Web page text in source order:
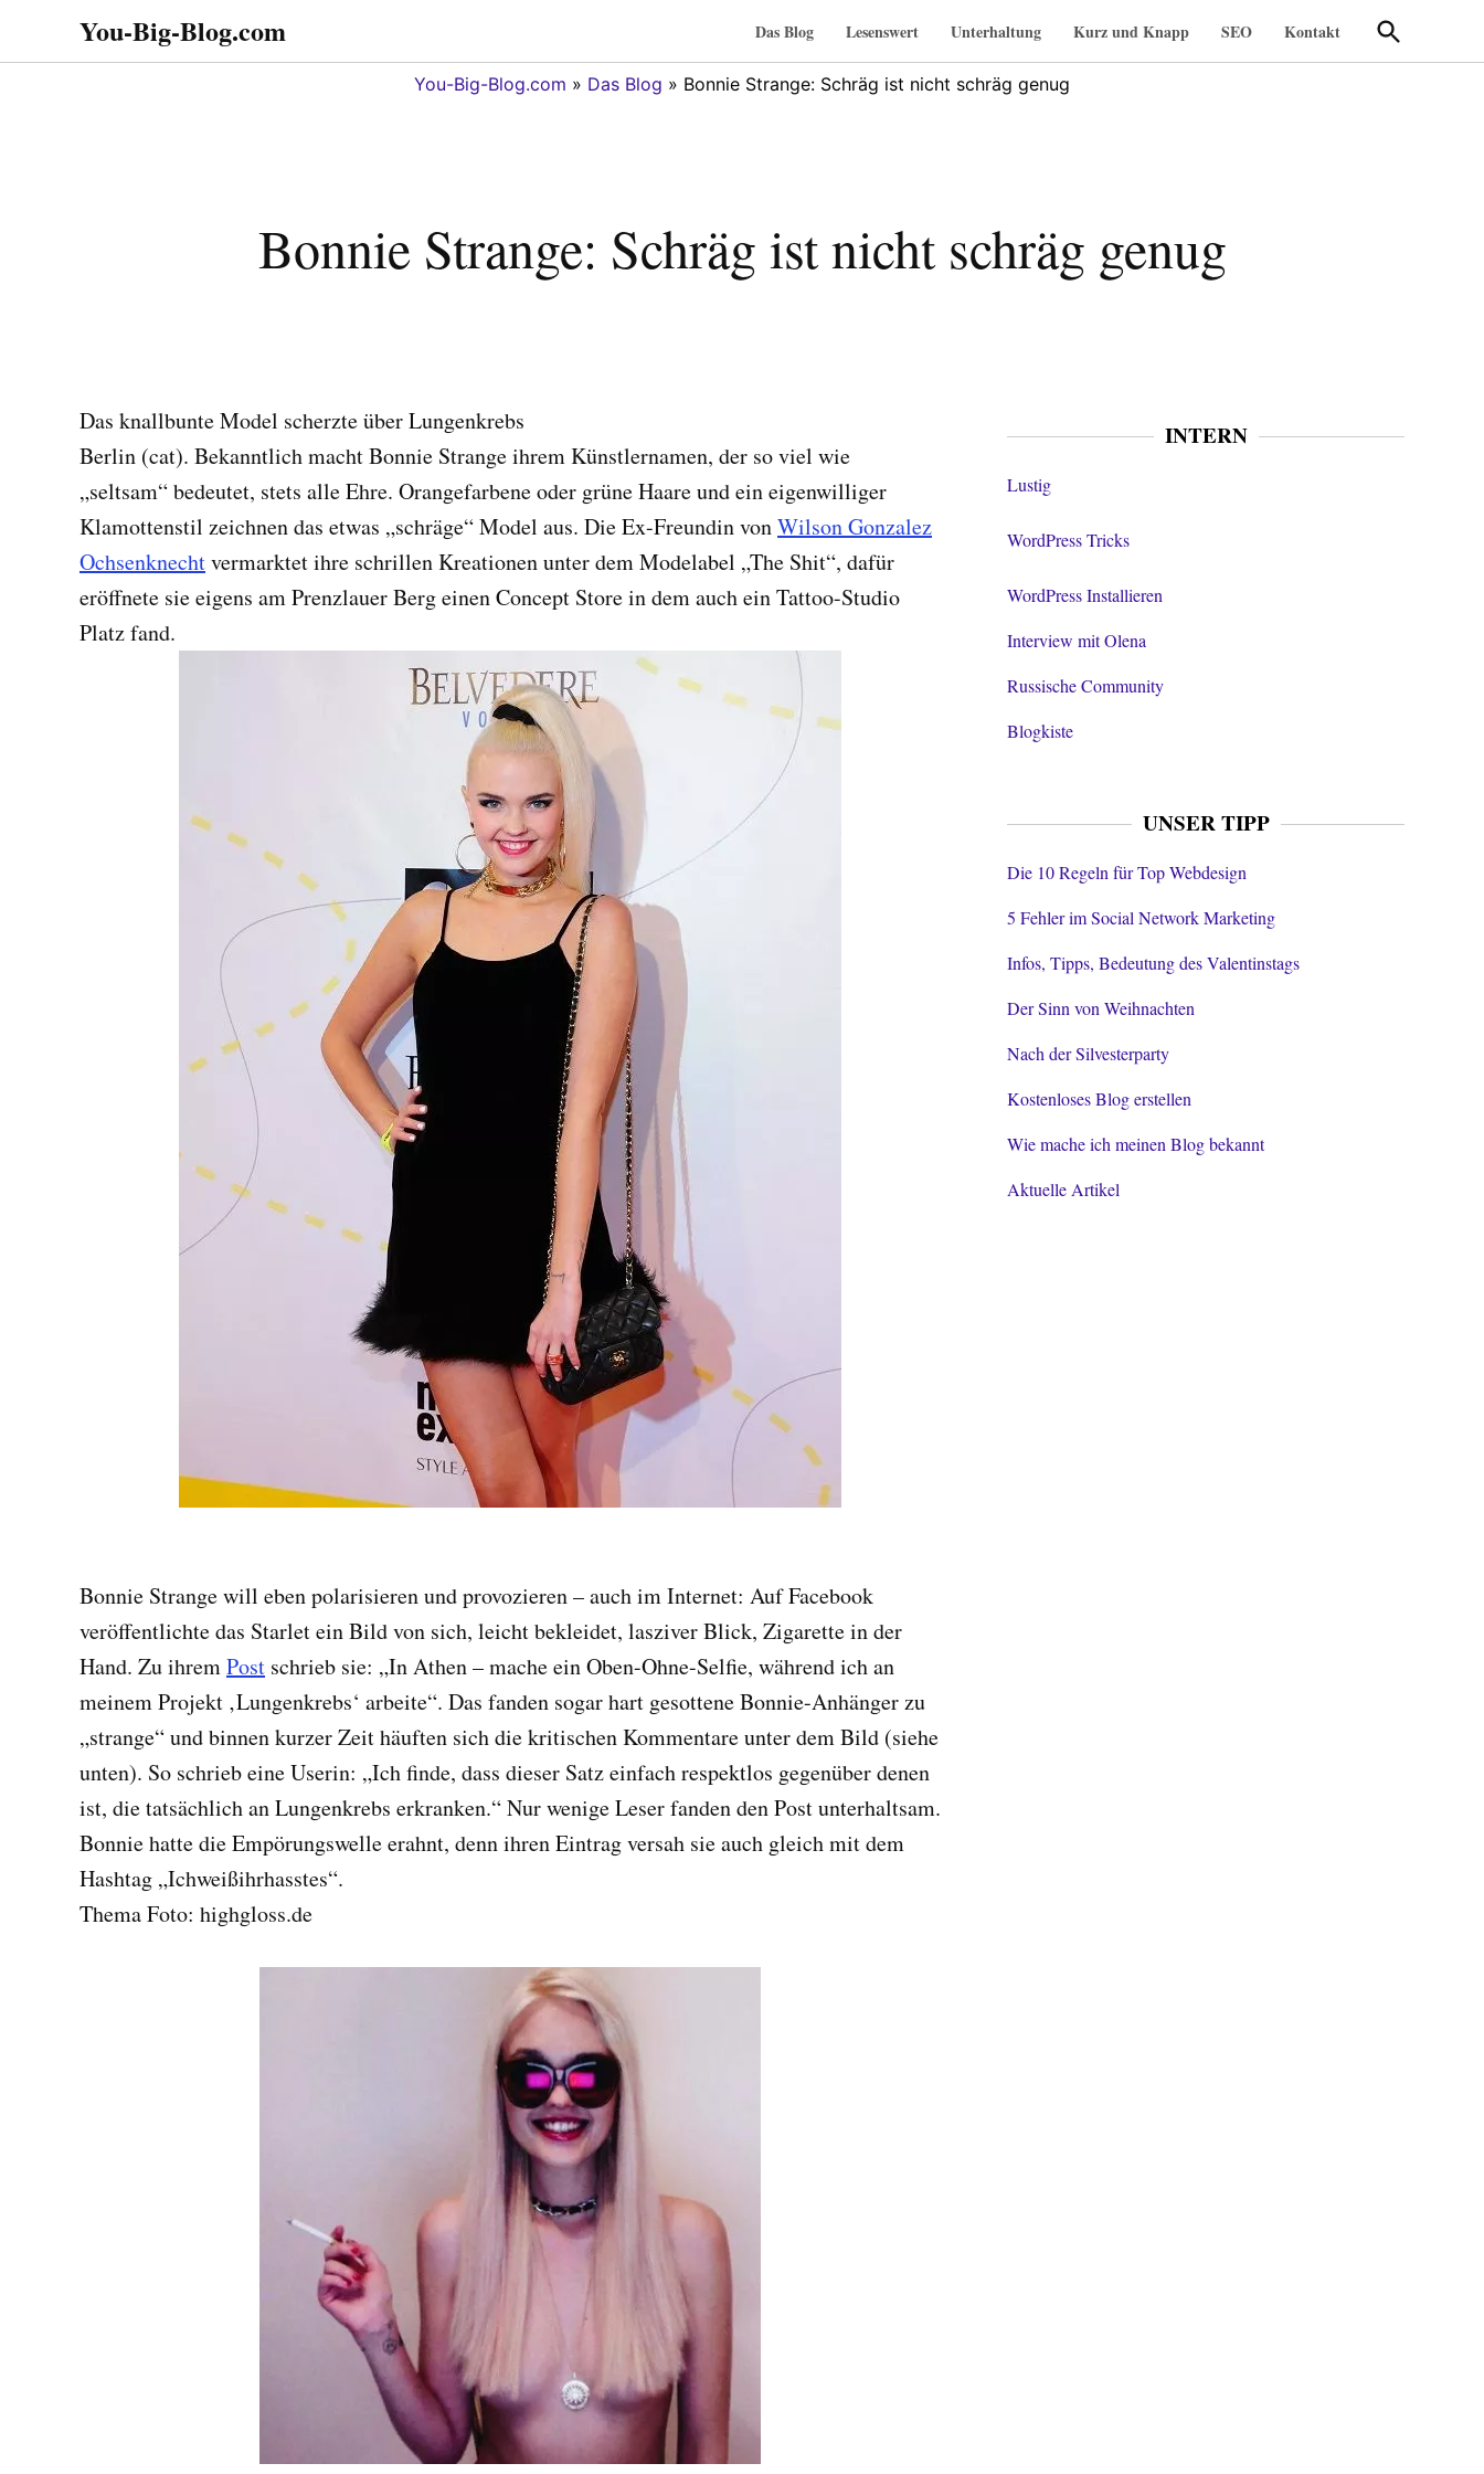
You-Big-Blog.com
Alles in einem. Tipps,
Tricks
Das Blog Lesenswert Unterhaltung Kurz und Knapp SEO Kontakt
Suche
öffnen
You-Big-Blog.com » Das Blog » Bonnie Strange: Schräg ist nicht schräg genug
Bonnie Strange: Schräg ist nicht schräg genug
Das knallbunte Model scherzte über Lungenkrebs
Berlin (cat). Bekanntlich macht Bonnie Strange ihrem Künstlernamen, der so viel wie
„seltsam“ bedeutet, stets alle Ehre. Orangefarbene oder grüne Haare und ein eigenwilliger
Klamottenstil zeichnen das etwas „schräge“ Model aus. Die Ex-Freundin vonWilson Gonzalez
Ochsenknechtvermarktet ihre schrillen Kreationen unter dem Modelabel „The Shit“, dafür
eröffnete sie eigens am Prenzlauer Berg einen Concept Store in dem auch ein Tattoo-Studio
Platz fand.
Bonnie Strange will eben polarisieren und provozieren – auch im Internet: Auf Facebook
veröffentlichte das Starlet ein Bild von sich, leicht bekleidet, lasziver Blick, Zigarette in der
Hand. Zu ihremPost schrieb sie: „In Athen – mache ein Oben-Ohne-Selfie, während ich an
meinem Projekt ‚Lungenkrebs‘ arbeite“. Das fanden sogar hart gesottene Bonnie-Anhänger zu
„strange“ und binnen kurzer Zeit häuften sich die kritischen Kommentare unter dem Bild (siehe
unten). So schrieb eine Userin: „Ich finde, dass dieser Satz einfach respektlos gegenüber denen
ist, die tatsächlich an Lungenkrebs erkranken.“ Nur wenige Leser fanden den Post unterhaltsam.
Bonnie hatte die Empörungswelle erahnt, denn ihren Eintrag versah sie auch gleich mit dem
Hashtag „Ichweißihrhasstes“.
Thema Foto: highgloss.de
INTERN
Lustig
WordPress Tricks
WordPress Installieren
Interview mit Olena
Russische Community
Blogkiste
UNSER TIPP
Die 10 Regeln für Top Webdesign
5 Fehler im Social Network Marketing
Infos, Tipps, Bedeutung des Valentinstags
Der Sinn von Weihnachten
Nach der Silvesterparty
Kostenloses Blog erstellen
Wie mache ich meinen Blog bekannt
Aktuelle Artikel